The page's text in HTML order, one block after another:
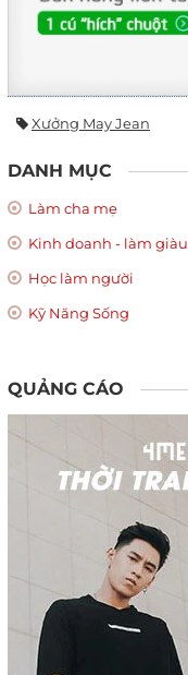
Xưởng May Jean
DANH MỤC
Làm cha mẹ
Kinh doanh - làm giàu
Học làm người
Kỹ Năng Sống
QUẢNG CÁO